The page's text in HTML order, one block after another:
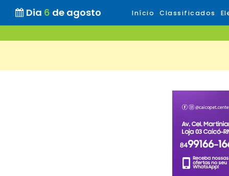
Dia 6 de agosto Início Classificados